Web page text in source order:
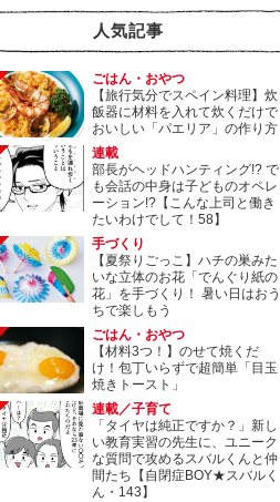
人気記事
ごはん・おやつ
【旅行気分でスペイン料理】炊
飯器に材料を入れて炊くだけで
おいしい「パエリア」の作り方
連載
部長がヘッドハンティング!? で
も会話の中身は子どものオペレ
ーション!?【こんな上司と働き
たいわけでして！58】
手づくり
【夏祭りごっこ】ハチの巣みた
いな立体のお花「でんぐり紙の
花」を手づくり！ 暑い日はおう
ちで楽しもう
ごはん・おやつ
【材料3つ！】のせて焼くだ
け！包丁いらずで超簡単「目玉
焼きトースト」
連載／子育て
「タイヤは純正ですか？」新し
い教育実習の先生に、ユニーク
な質問で攻めるスバルくんと仲
間たち【自閉症BOY★スバルく
ん・143】